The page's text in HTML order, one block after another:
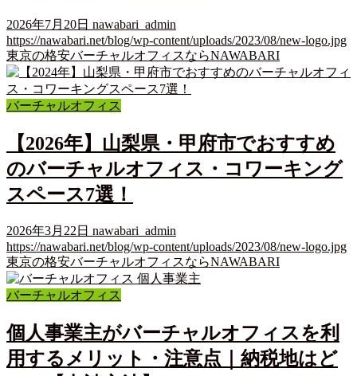
2026年7月20日 nawabari_admin
https://nawabari.net/blog/wp-content/uploads/2023/08/new-logo.jpg
東京の格安バーチャルオフィスならNAWABARI
バーチャルオフィス
【2026年】山梨県・甲府市でおすすめ
のバーチャルオフィス・コワーキング
スペース7選！
2026年3月22日 nawabari_admin
https://nawabari.net/blog/wp-content/uploads/2023/08/new-logo.jpg
東京の格安バーチャルオフィスならNAWABARI
バーチャルオフィス
個人事業主がバーチャルオフィスを利
用するメリット・注意点｜納税地はど